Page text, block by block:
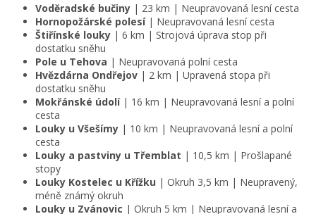
Voděradské bučiny | 23 km | Neupravovaná lesní cesta
Hornopožárské polesí| Neupravovaná lesní cesta
Štiřínské louky | 6 km | Strojová úprava stop při
dostatku sněhu
Pole u Tehova | Neupravovaná polní cesta
Hvězdárna Ondřejov | 2 km | Upravená stopa při
dostatku sněhu
Mokřánské údolí | 16 km | Neupravovaná lesní a polní
cesta
Louky u Všešímy | 10 km | Neupravovaná lesní a polní
cesta
Louky a pastviny u Třemblat | 10,5 km | Prošlapané
stopy
Louky Kostelec u Křížku | Okruh 3,5 km | Neupravený,
méně známý okruh
Louky u Zvánovic | Okruh 5 km | Neupravovaná lesní a